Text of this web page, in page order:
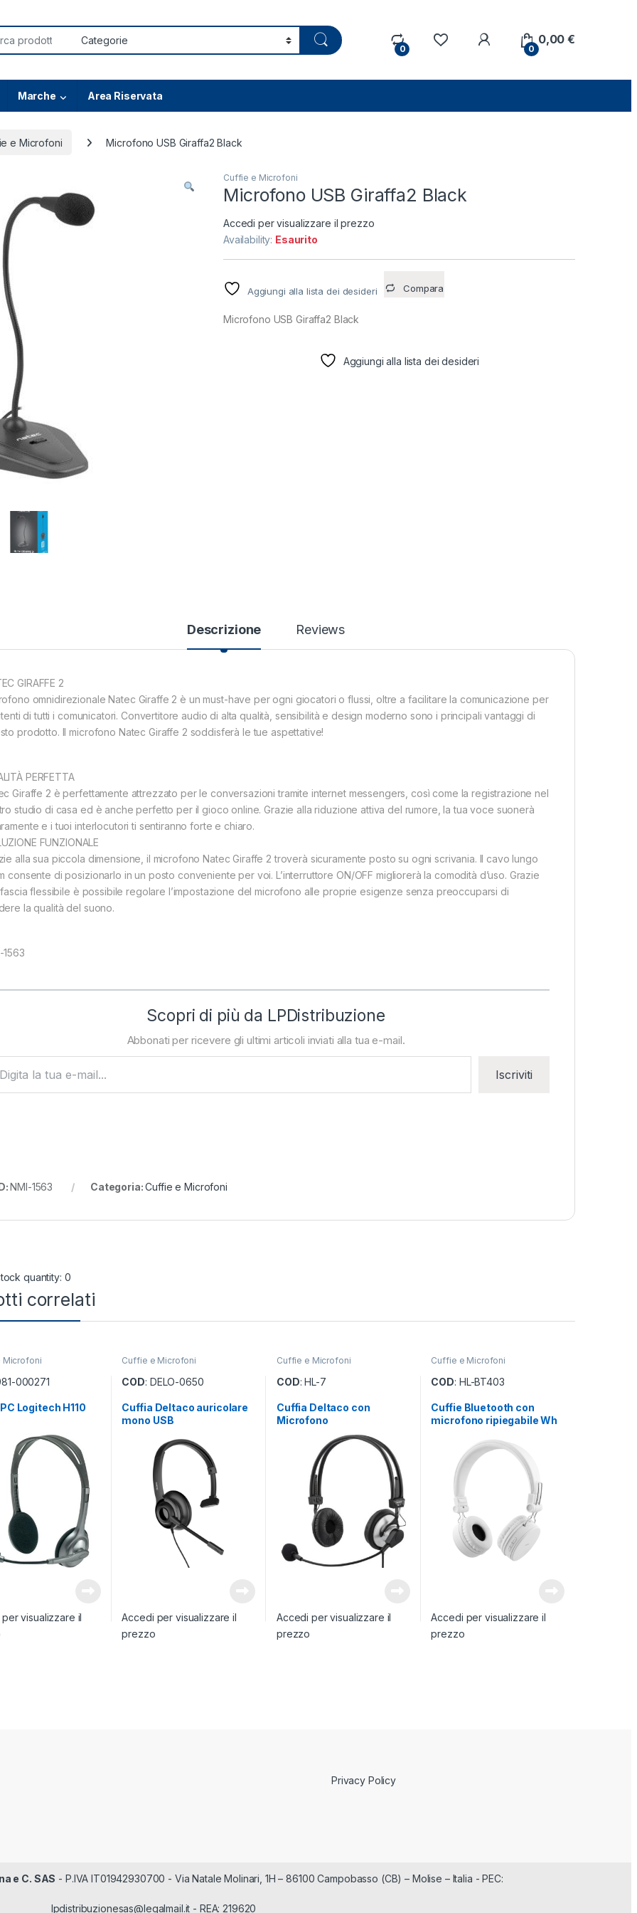
0 0
0,00€
Marche Area Riservata
e Microfoni Microfono USB Giraffa2 Black
Cuffie e Microfoni
Microfono USB Giraffa2 Black
Accedi per visualizzare il prezzo
Availability: Esaurito
Aggiungi alla lista dei desideri Compara
Microfono USB Giraffa2 Black
Aggiungi alla lista dei desideri
Descrizione Reviews
GIRAFFE 2
omnidirezionale Natec Giraffe 2 è un must-have per ogni giocatori o flussi, oltre a facilitare la comunicazione per
di tutti i comunicatori. Convertitore audio di alta qualità, sensibilità e design moderno sono i principali vantaggi di
prodotto. Il microfono Natec Giraffe 2 soddisferà le tue aspettative!
PERFETTA
Giraffe 2 è perfettamente attrezzato per le conversazioni tramite internet messengers, così come la registrazione nel
studio di casa ed è anche perfetto per il gioco online. Grazie alla riduzione attiva del rumore, la tua voce suonerà
e i tuoi interlocutori ti sentiranno forte e chiaro.
FUNZIONALE
alla sua piccola dimensione, il microfono Natec Giraffe 2 troverà sicuramente posto su ogni scrivania. Il cavo lungo
consente di posizionarlo in un posto conveniente per voi. L’interruttore ON/OFF migliorerà la comodità d’uso. Grazie
flessibile è possibile regolare l’impostazione del microfono alle proprie esigenze senza preoccuparsi di
la qualità del suono.
1563
Scopri di più da LPDistribuzione
Abbonati per ricevere gli ultimi articoli inviati alla tua e-mail.
Iscriviti
NMI-1563 Categoria:Cuffie e Microfoni
quantity: 0
correlati
Microfoni
000271
Logitech H110
visualizzare il
Cuffie e Microfoni
COD: DELO-0650
Cuffia Deltaco auricolare
mono USB
Accedi per visualizzare il
prezzo
Cuffie e Microfoni
COD: HL-7
Cuffia Deltaco con
Microfono
Accedi per visualizzare il
prezzo
Cuffie e Microfoni
COD: HL-BT403
Cuffie Bluetooth con
microfono ripiegabile Wh
Accedi per visualizzare il
prezzo
Privacy Policy
e C. SAS - P.IVA IT01942930700 - Via Natale Molinari, 1H – 86100 Campobasso (CB) – Molise – Italia - PEC:
lpdistribuzionesas@legalmail.it - REA: 219620